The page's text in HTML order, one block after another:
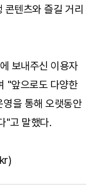
텐츠와 즐길 거리
보내주신 이용자
"앞으로도 다양한
을 통해 오랫동안
"고 말했다.